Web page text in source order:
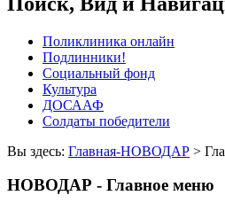
Поликлиника онлайн
Подлинники!
Социальный фонд
Культура
ДОСААФ
Солдаты победители
Вы здесь: Главная-НОВОДАР >
НОВОДАР - Главное меню